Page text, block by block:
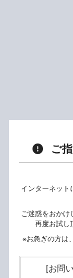
ご
インターネット
ご迷惑をおかけ
再度お試し
※お急ぎの方は
[お問